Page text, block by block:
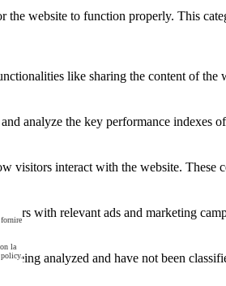
la
the website to function properly. This
like sharing the content of
analyze the key performance
visitors interact with the website.
with relevant ads and marketing
being analyzed and have not been